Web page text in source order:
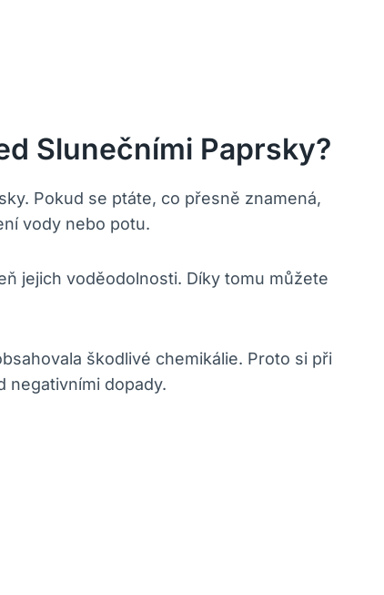
Slunečními Paprsky?
Pokud se ptáte, co přesně znamená,
vody nebo potu.
jejich voděodolnosti. Díky tomu můžete
škodlivé chemikálie. Proto si při
negativními dopady.